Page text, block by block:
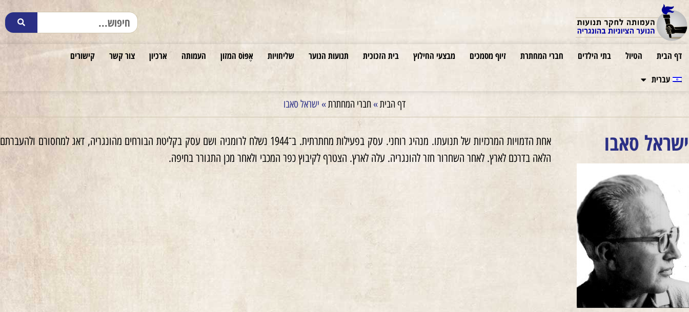
דף הבית הטיול בתי הילדים חברי המחתרת זיוף מסמכים מבצעי החילוץ בית הזכוכית תנועות הנוער שליחויות אֶפּוֹס המזון העמותה ארכיון צור קשר
קישורים
עברית
דף הבית»חברי המחתרת» ישראל סאבו
ישראל סאבו
אחת הדמויות המרכזיות של תנועתו. מנהיג רוחני. עסק בפעילות מחתרתית. ב־1944 נשלח לרומניה ושם עסק בקליטת הבורחים מהונגריה, דאג למחסורם ולהעברתם
הלאה בדרכם לארץ. לאחר השחרור חזר להונגריה. עלה לארץ. הצטרף לקיבוץ כפר המכבי ולאחר מכן התגורר בחיפה.